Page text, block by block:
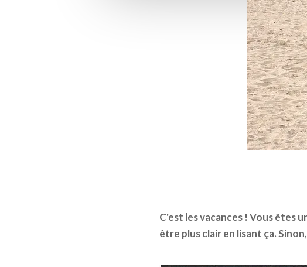
C'est les vacances ! Vous êtes
être plus clair en lisant ça.